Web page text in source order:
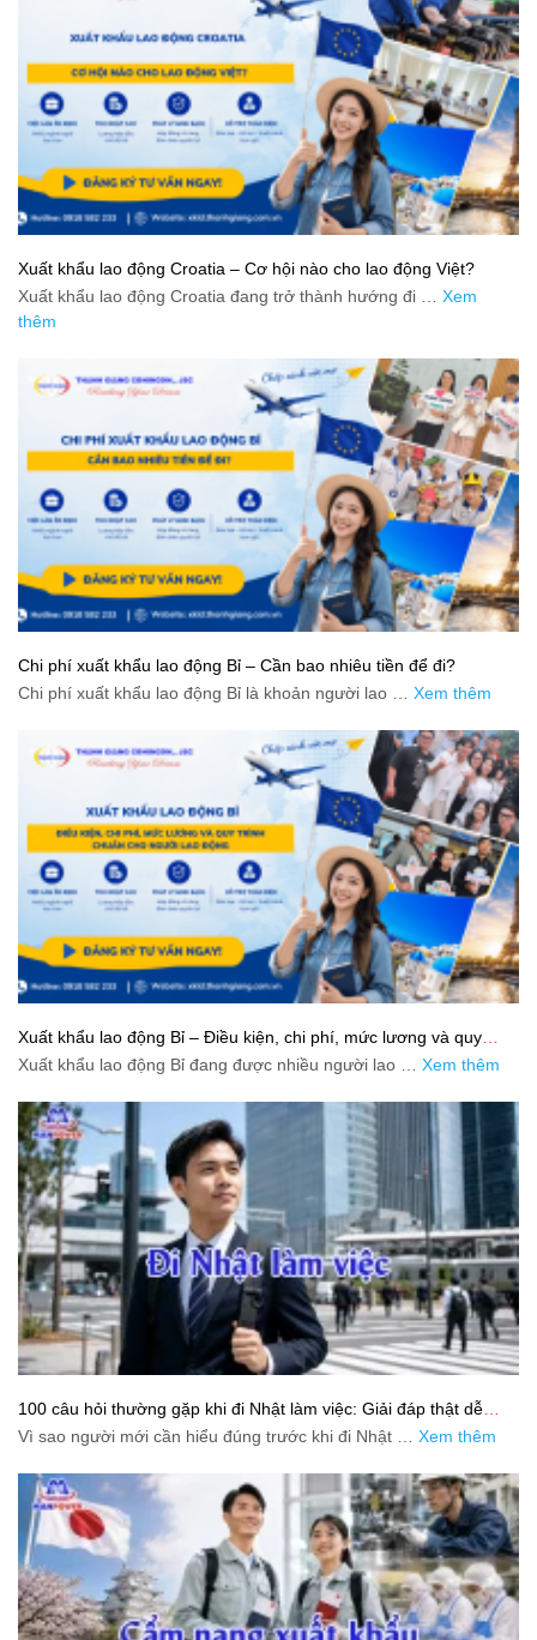
Xuất khẩu lao động Croatia – Cơ hội nào cho lao động Việt?
Xuất khẩu lao động Croatia đang trở thành hướng đi … Xem
thêm
Chi phí xuất khẩu lao động Bỉ – Cần bao nhiêu tiền để đi?
Chi phí xuất khẩu lao động Bỉ là khoản người lao … Xem thêm
Xuất khẩu lao động Bỉ – Điều kiện, chi phí, mức lương và quy
trình chuẩn cho người lao động
Xuất khẩu lao động Bỉ đang được nhiều người lao … Xem thêm
100 câu hỏi thường gặp khi đi Nhật làm việc: Giải đáp thật dễ
hiểu cho người mới bắt đầu
Vì sao người mới cần hiểu đúng trước khi đi Nhật … Xem thêm